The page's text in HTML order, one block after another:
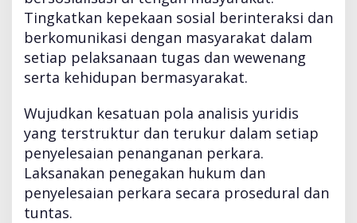
Tingkatkan kepekaan sosial berinteraksi dan
berkomunikasi dengan masyarakat dalam
setiap pelaksanaan tugas dan wewenang
serta kehidupan bermasyarakat.
Wujudkan kesatuan pola analisis yuridis
yang terstruktur dan terukur dalam setiap
penyelesaian penanganan perkara.
Laksanakan penegakan hukum dan
penyelesaian perkara secara prosedural dan
tuntas.